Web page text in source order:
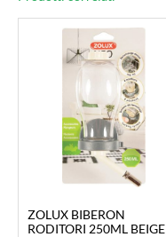
ZOLUX BIBERON
RODITORI 250ML BEIGE